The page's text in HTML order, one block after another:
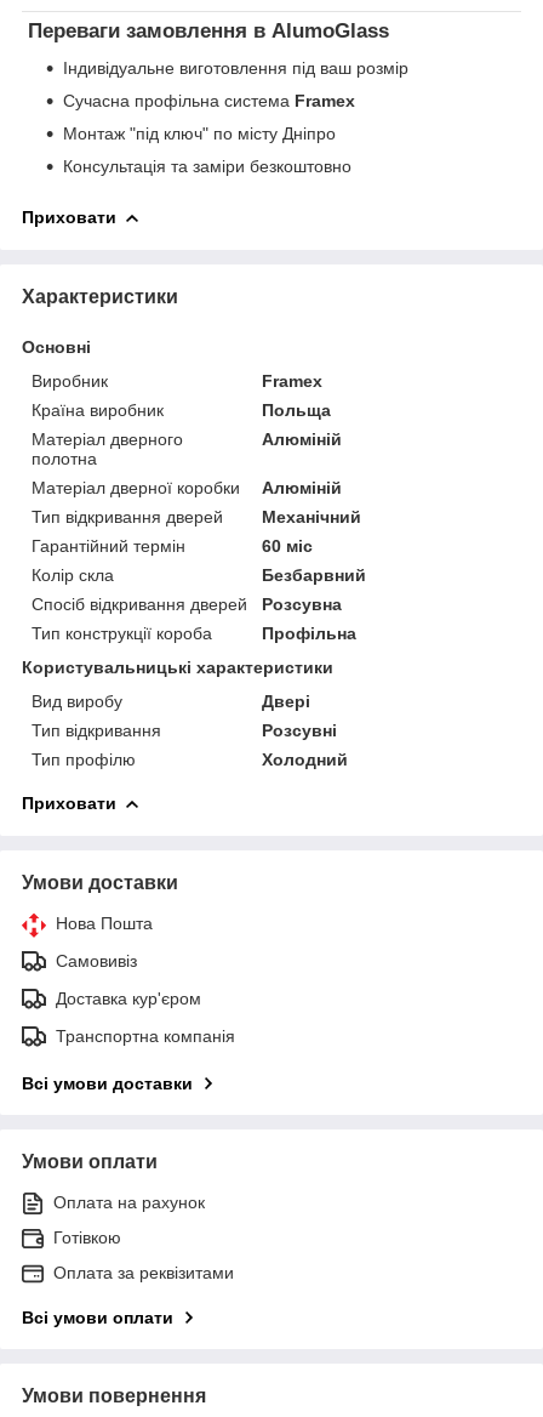
Переваги замовлення в AlumoGlass
Індивідуальне виготовлення під ваш розмір
Сучасна профільна система Framex
Монтаж "під ключ" по місту Дніпро
Консультація та заміри безкоштовно
Приховати
Характеристики
Основні
Виробник
Framex
Країна виробник
Польща
Матеріал дверного
полотна
Алюміній
Матеріал дверної коробки
Алюміній
Тип відкривання дверей
Механічний
Гарантійний термін
60 міс
Колір скла
Безбарвний
Спосіб відкривання дверей
Розсувна
Тип конструкції короба
Профільна
Користувальницькі характеристики
Вид виробу
Двері
Тип відкривання
Розсувні
Тип профілю
Холодний
Приховати
Умови доставки
Нова Пошта
Самовивіз
Доставка кур'єром
Транспортна компанія
Всі умови доставки
Умови оплати
Оплата на рахунок
Готівкою
Оплата за реквізитами
Всі умови оплати
Умови повернення